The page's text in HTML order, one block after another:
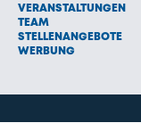
VERANSTALTUNGEN
TEAM
STELLENANGEBOTE
WERBUNG